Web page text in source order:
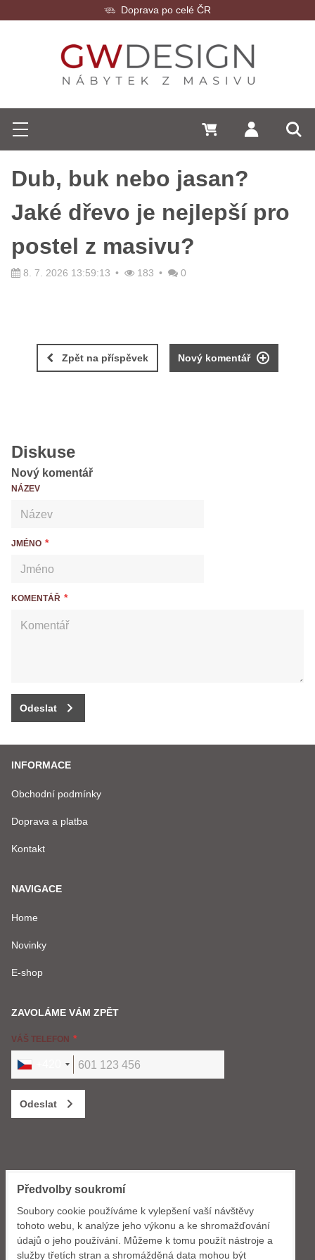
Hledat
Menu Přihlásit se
0 Kč
Doprava po celé ČR
Dub, buk nebo jasan?
Jaké dřevo je nejlepší pro
postel z masivu?
8. 7. 2026 13:59:13 183 0
Zpět na příspěvek Nový komentář
Diskuse
Nový komentář
NÁZEV
JMÉNO
KOMENTÁŘ
Odeslat
INFORMACE
Obchodní podmínky
Doprava a platba
Kontakt
NAVIGACE
Home
Novinky
E-shop
ZAVOLÁME VÁM ZPĚT
VÁŠ TELEFON
Odeslat
Dlouhomostecká 1288
463 11 Liberec
+420 724 035 165
Předvolby soukromí
Soubory cookie používáme k vylepšení vaší návštěvy
tohoto webu, k analýze jeho výkonu a ke shromažďování
údajů o jeho používání. Můžeme k tomu použít nástroje a
služby třetích stran a shromážděná data mohou být